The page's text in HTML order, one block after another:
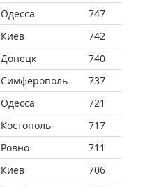
Одесса
747
Киев
742
Донецк
740
Симферополь
737
Одесса
721
Костополь
717
Ровно
711
Киев
706